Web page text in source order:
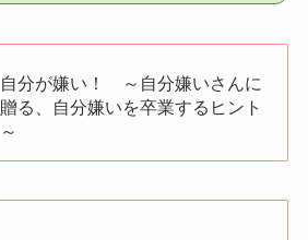
自分が嫌い！ ～自分嫌いさんに
贈る、自分嫌いを卒業するヒント
～